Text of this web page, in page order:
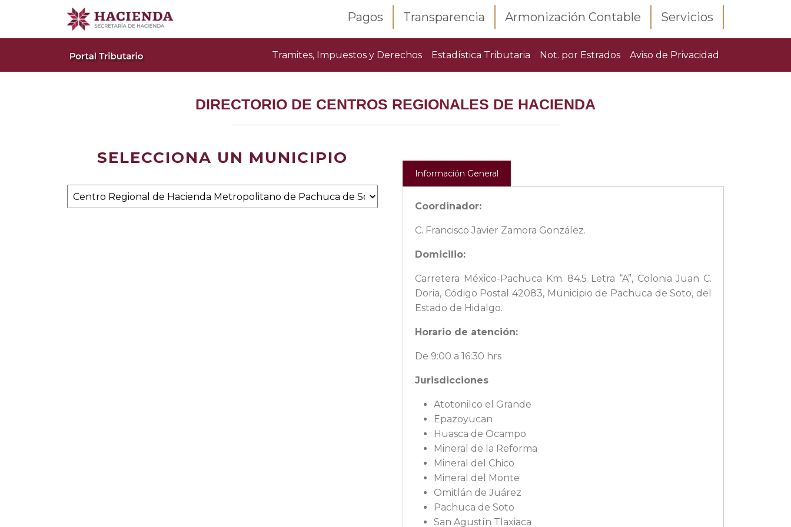
Pagos Transparencia Armonización Contable Servicios
Tramites, Impuestos y Derechos Estadística Tributaria Not. por Estrados Aviso de Privacidad
DIRECTORIO DE CENTROS REGIONALES DE HACIENDA
SELECCIONA UN MUNICIPIO
Información General
Coordinador:
C. Francisco Javier Zamora González.
Domicilio:
Carretera México-Pachuca Km. 84.5 Letra “A”, Colonia Juan C.
Doria, Código Postal 42083, Municipio de Pachuca de Soto, del
Estado de Hidalgo.
Horario de atención:
De 9:00 a 16:30 hrs
Jurisdicciones
Atotonilco el Grande
Epazoyucan
Huasca de Ocampo
Mineral de la Reforma
Mineral del Chico
Mineral del Monte
Omitlán de Juárez
Pachuca de Soto
San Agustín Tlaxiaca